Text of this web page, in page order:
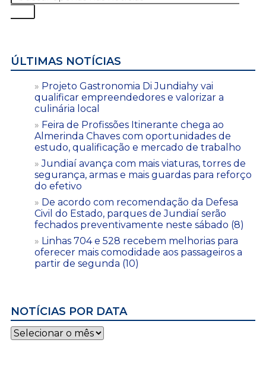
ÚLTIMAS NOTÍCIAS
Projeto Gastronomia Di Jundiahy vai
qualificar empreendedores e valorizar a
culinária local
Feira de Profissões Itinerante chega ao
Almerinda Chaves com oportunidades de
estudo, qualificação e mercado de trabalho
Jundiaí avança com mais viaturas, torres de
segurança, armas e mais guardas para reforço
do efetivo
De acordo com recomendação da Defesa
Civil do Estado, parques de Jundiaí serão
fechados preventivamente neste sábado (8)
Linhas 704 e 528 recebem melhorias para
oferecer mais comodidade aos passageiros a
partir de segunda (10)
NOTÍCIAS POR DATA
Notícias
por